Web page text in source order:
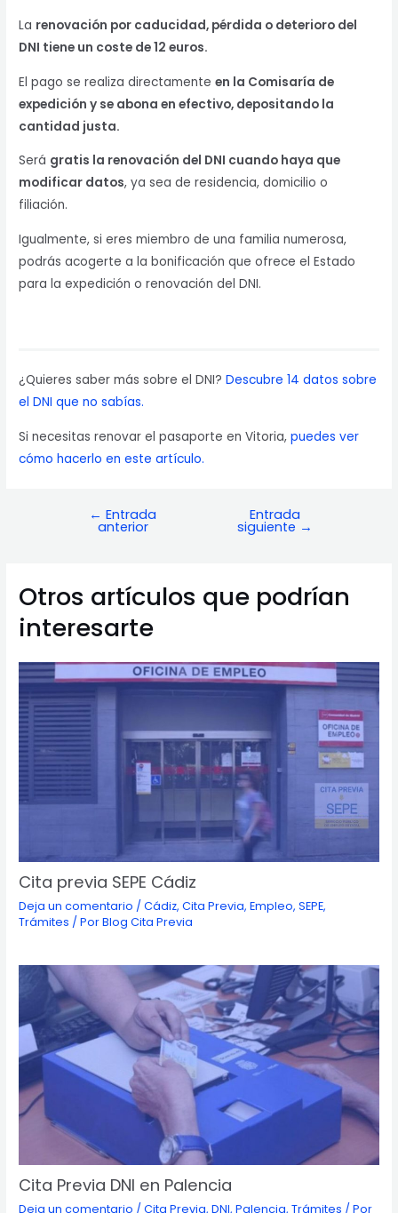
La renovación por caducidad, pérdida o deterioro del
DNI tiene un coste de 12 euros.
El pago se realiza directamenteen la Comisaría de
expedición y se abona en efectivo, depositando la
cantidad justa.
Será gratis la renovación del DNI cuando haya que
modificar datos, ya sea de residencia, domicilio o
filiación.
Igualmente, si eres miembro de una familia numerosa,
podrás acogerte a la bonificación que ofrece el Estado
para la expedición o renovación del DNI.
¿Quieres saber más sobre el DNI?Descubre 14 datos sobre
el DNI que no sabías.
Si necesitas renovar el pasaporte en Vitoria,puedes ver
cómo hacerlo en este artículo.
Navegación
← Entrada
anterior
Entrada
siguiente →
Otros artículos que podrían
interesarte
Cita previa SEPE Cádiz
Deja un comentario /Cádiz,Cita Previa,Empleo,SEPE,
Trámites / PorBlog Cita Previa
Cita Previa DNI en Palencia
Deja un comentario /Cita Previa,DNI,Palencia,Trámites / Por